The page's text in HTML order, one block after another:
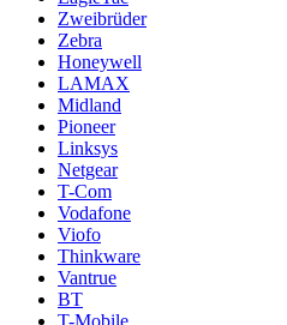
Zweibrüder
Zebra
Honeywell
LAMAX
Midland
Pioneer
Linksys
Netgear
T-Com
Vodafone
Viofo
Thinkware
Vantrue
BT
T-Mobile